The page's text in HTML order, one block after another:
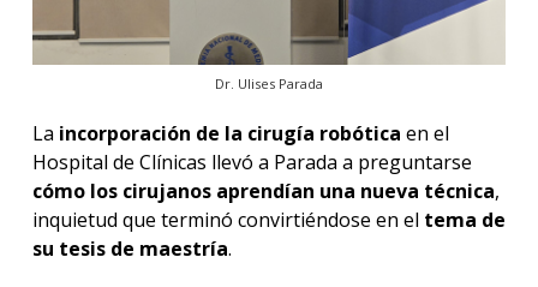
Dr. Ulises Parada
La incorporación de la cirugía robótica en el
Hospital de Clínicas llevó a Parada a preguntarse
cómo los cirujanos aprendían una nueva técnica,
inquietud que terminó convirtiéndose en el tema de
su tesis de maestría.